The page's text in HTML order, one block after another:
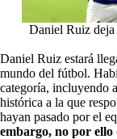
Daniel Ruiz
Daniel Ruiz estará
mundo del fútbol.
categoría, incluyendo
histórica a la que
hayan pasado por el
embargo, no por ello